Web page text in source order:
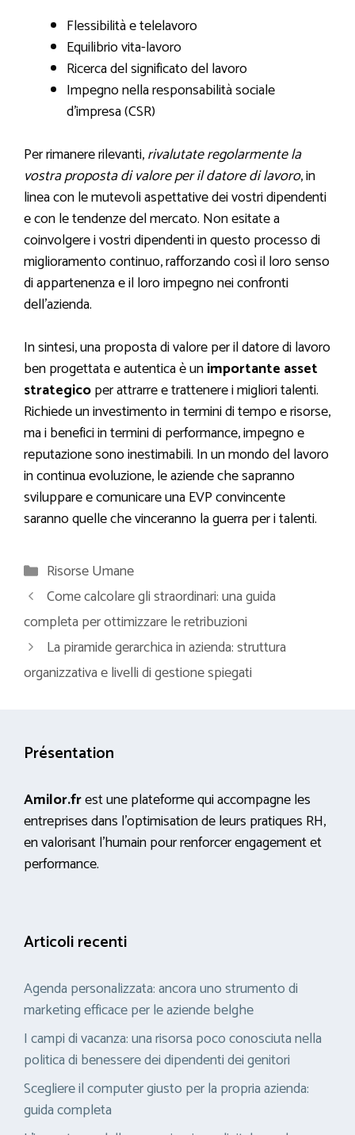
Flessibilità e telelavoro
Equilibrio vita-lavoro
Ricerca del significato del lavoro
Impegno nella responsabilità sociale
d’impresa (CSR)
Per rimanere rilevanti,rivalutate regolarmente la
vostra proposta di valore per il datore di lavoro, in
linea con le mutevoli aspettative dei vostri dipendenti
e con le tendenze del mercato. Non esitate a
coinvolgere i vostri dipendenti in questo processo di
miglioramento continuo, rafforzando così il loro senso
di appartenenza e il loro impegno nei confronti
dell’azienda.
In sintesi, una proposta di valore per il datore di lavoro
ben progettata e autentica è unimportante asset
strategicoper attrarre e trattenere i migliori talenti.
Richiede un investimento in termini di tempo e risorse,
ma i benefici in termini di performance, impegno e
reputazione sono inestimabili. In un mondo del lavoro
in continua evoluzione, le aziende che sapranno
sviluppare e comunicare una EVP convincente
saranno quelle che vinceranno la guerra per i talenti.
Categorie
Risorse Umane
Come calcolare gli straordinari: una guida
completa per ottimizzare le retribuzioni
La piramide gerarchica in azienda: struttura
organizzativa e livelli di gestione spiegati
Présentation
Amilor.frest une plateforme qui accompagne les
entreprises dans l’optimisation de leurs pratiques RH,
en valorisant l’humain pour renforcer engagement et
performance.
Articoli recenti
Agenda personalizzata: ancora uno strumento di
marketing efficace per le aziende belghe
I campi di vacanza: una risorsa poco conosciuta nella
politica di benessere dei dipendenti dei genitori
Scegliere il computer giusto per la propria azienda:
guida completa